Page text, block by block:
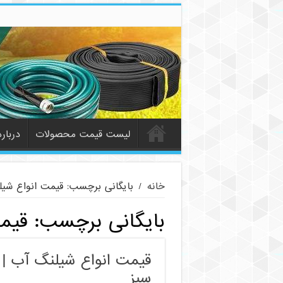
لیست قیمت محصولات
خانه / بایگانی برچسب: قیمت انواع
بایگانی برچسب:
قیمت انواع شیلنگ